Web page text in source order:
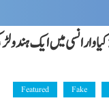
Fake
Featured